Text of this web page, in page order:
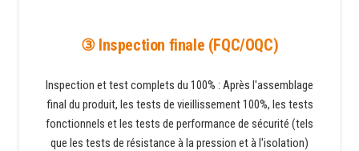
③ Inspection finale (FQC/OQC)
Inspection et test complets du 100% : Après l'assemblage
final du produit, les tests de vieillissement 100%, les tests
fonctionnels et les tests de performance de sécurité (tels
que les tests de résistance à la pression et à l'isolation)